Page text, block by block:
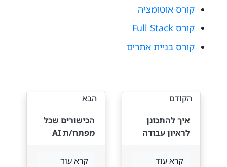
קורס אוטומציה
קורס Full Stack
קורס בניית אתרים
הבא
הכישורים שכל
מפתח/ת AI
חייבים ב-2026
קרא עוד
הקודם
איך להתכונן
לראיון עבודה
DevOps —
מדריך מעשי
קרא עוד